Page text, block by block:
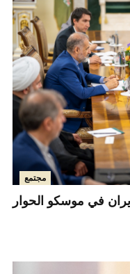
مجتمع
في موسكو الحوار